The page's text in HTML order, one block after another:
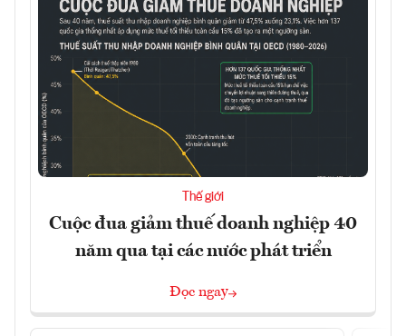
Thế giới
Cuộc đua giảm thuế doanh nghiệp 40
năm qua tại các nước phát triển
Đọc ngay